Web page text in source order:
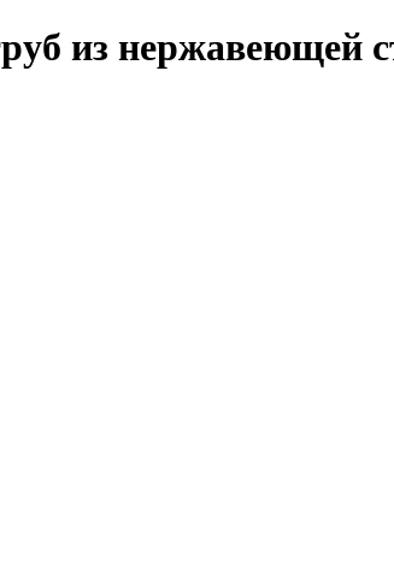
из нержавеющей